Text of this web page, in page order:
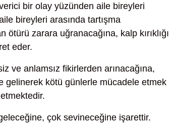
bir olay yüzünden aile bireyleri
bireyleri arasında tartışma
zarara uğranacağına, kalp kırıklığı
eder.
ve anlamsız fikirlerden arınacağına,
gelinerek kötü günlerle mücadele etmek
çok sevineceğine işarettir.